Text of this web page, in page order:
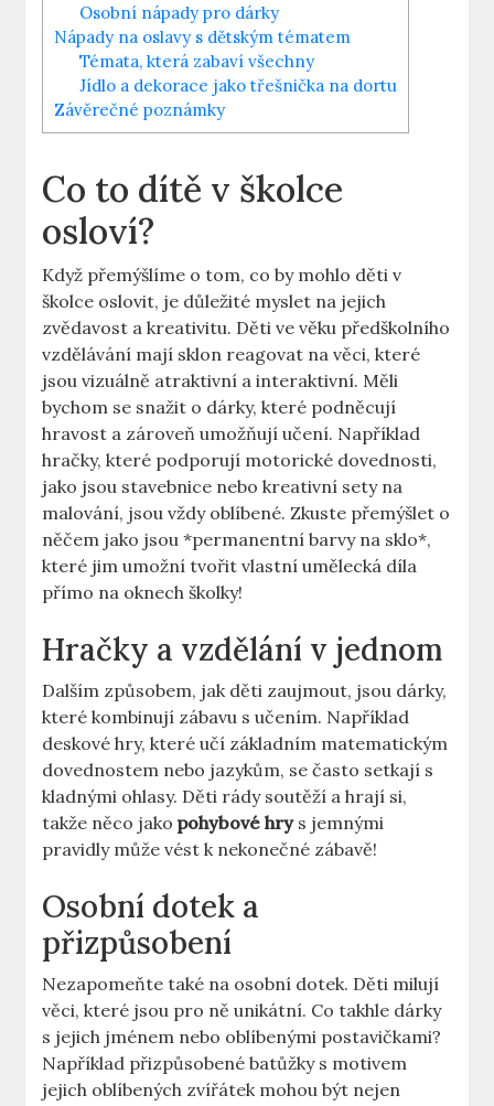
Osobní nápady pro dárky
Nápady na oslavy‌ s dětským tématem
Témata, která zabaví všechny
Jídlo a dekorace jako třešnička na dortu
Závěrečné poznámky
Co to dítě v školce
osloví?
Když přemýšlíme ​o‌ tom, co by mohlo ⁤děti v
školce oslovit, je důležité myslet‍ na jejich
zvědavost a​ kreativitu. Děti ve věku předškolního
vzdělávání⁤ mají sklon reagovat na ‍věci, které
jsou vizuálně atraktivní a interaktivní. Měli⁢
bychom se ⁢snažit o dárky, které podněcují
hravost a zároveň ‍umožňují učení.‌ Například
hračky, ​které podporují motorické ​dovednosti,
jako jsou stavebnice nebo kreativní sety na
malování, jsou⁣ vždy oblíbené. Zkuste přemýšlet o
něčem jako jsou *permanentní barvy na⁢ sklo*,
které jim umožní tvořit vlastní umělecká‍ díla
‌přímo na ‍oknech školky!
Hračky a vzdělání v jednom
Dalším způsobem, jak děti zaujmout, jsou dárky,
‌které kombinují zábavu s učením. Například‍
deskové hry, které učí základním matematickým
dovednostem nebo jazykům, se často ⁣setkají s
kladnými⁤ ohlasy. Děti rády soutěží a ⁤hrají si,
takže⁤ něco jako‌pohybové hrys‌ jemnými
pravidly může vést k⁣ nekonečné zábavě!
Osobní dotek a
přizpůsobení
Nezapomeňte⁤ také‍ na osobní dotek. Děti milují
věci, které jsou pro ně unikátní. Co takhle‌ dárky
s jejich jménem nebo oblíbenými postavičkami?
Například⁢ přizpůsobené batůžky s motivem
jejich oblíbených zvířátek mohou být nejen